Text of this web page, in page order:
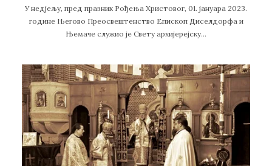
У недјељу, пред празник Рођења Христовог, 01. јануара 2023.
године Његово Преосвештенство Епископ Диселдорфа и
Њемаче служио је Свету архијерејску…